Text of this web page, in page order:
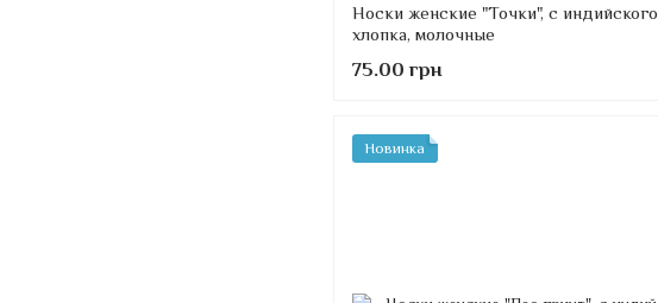
Носки женские "Точки", с индийского
хлопка, молочные
75.00 грн
Новинка